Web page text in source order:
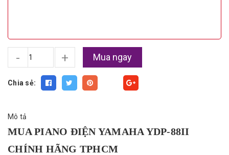
- + Mua ngay
Chia sẻ:
Mô tả
MUA PIANO ĐIỆN YAMAHA YDP-88II
CHÍNH HÃNG TPHCM